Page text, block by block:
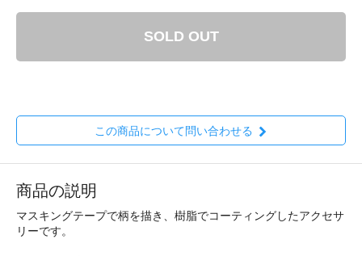
SOLD OUT
この商品について問い合わせる
商品の説明
マスキングテープで柄を描き、樹脂でコーティングしたアクセサ
リーです。